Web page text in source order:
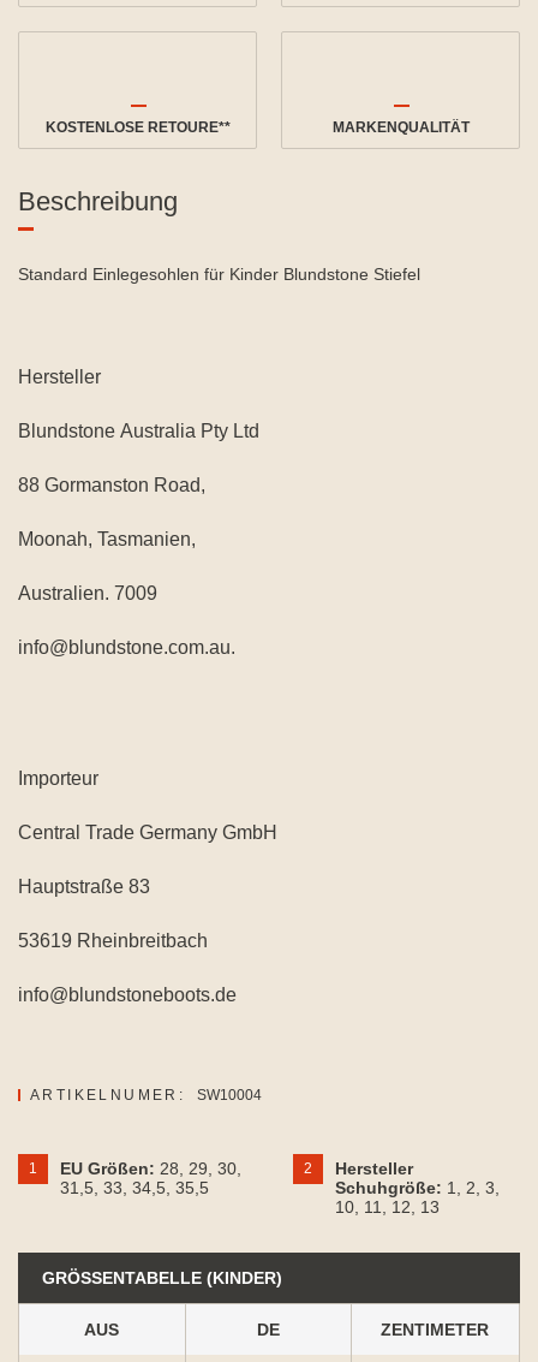
KOSTENLOSE RETOURE** MARKENQUALITÄT
Beschreibung
Standard Einlegesohlen für Kinder Blundstone Stiefel
Hersteller
Blundstone Australia Pty Ltd
88 Gormanston Road,
Moonah, Tasmanien,
Australien. 7009
info@blundstone.com.au.
Importeur
Central Trade Germany GmbH
Hauptstraße 83
53619 Rheinbreitbach
info@blundstoneboots.de
ARTIKELNUMER: SW10004
1 EU Größen: 28 , 29 , 30
31,5 , 33 , 34,5 , 35,5
2
Hersteller
Schuhgröße: 1 , 2 , 3
10 , 11 , 12 , 13
GRÖSSENTABELLE (KINDER)
AUS DE ZENTIMETER